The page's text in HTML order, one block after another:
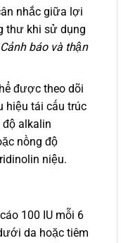
nhắc giữa lợi
thư khi sử dụng
Cảnh báo và thận
được theo dõi
hiệu tái cấu trúc
alkalin
nồng độ
niệu.
100 IU mỗi 6
da hoặc tiêm